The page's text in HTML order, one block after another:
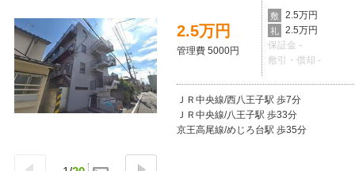
2.5万円
管理費 5000円
敷 2.5万円
礼
2.5万円
保証金 -
敷引・償却 -
ＪＲ中央線/西八王子駅 歩7分
ＪＲ中央線/八王子駅 歩33分
京王高尾線/めじろ台駅 歩35分